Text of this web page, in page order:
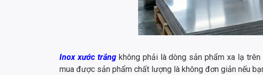
Inox xước trắngkhông phải là dòng sản phẩm xa lạ trên
mua được sản phẩm chất lượng là không đơn giản nếu